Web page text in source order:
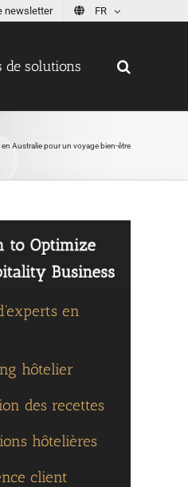
newsletter FR
de solutions
Australie pour un voyage bien-être
en
hôtelier
des recettes
hôtelières
client